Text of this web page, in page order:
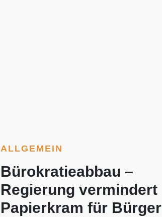
ALLGEMEIN
Bürokratieabbau –
Regierung vermindert
Papierkram für Bürger